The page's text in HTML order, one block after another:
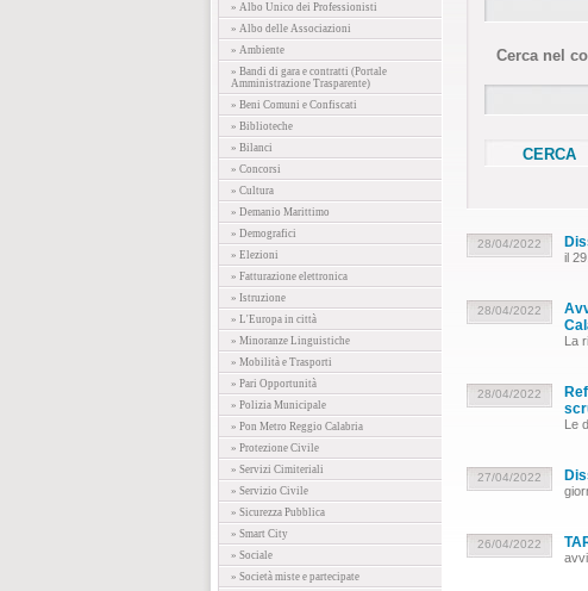
» Albo Unico dei Professionisti
» Albo delle Associazioni
» Ambiente
» Bandi di gara e contratti (Portale
Amministrazione Trasparente)
» Beni Comuni e Confiscati
» Biblioteche
» Bilanci
» Concorsi
» Cultura
» Demanio Marittimo
» Demografici
» Elezioni
» Fatturazione elettronica
» Istruzione
» L'Europa in città
» Minoranze Linguistiche
» Mobilità e Trasporti
» Pari Opportunità
» Polizia Municipale
» Pon Metro Reggio Calabria
» Protezione Civile
» Servizi Cimiteriali
» Servizio Civile
» Sicurezza Pubblica
» Smart City
» Sociale
» Società miste e partecipate
Cerca nel
28/04/2022
il
28/04/2022
La
28/04/2022
Le
27/04/2022
26/04/2022